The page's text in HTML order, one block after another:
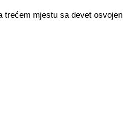
trećem mjestu sa devet